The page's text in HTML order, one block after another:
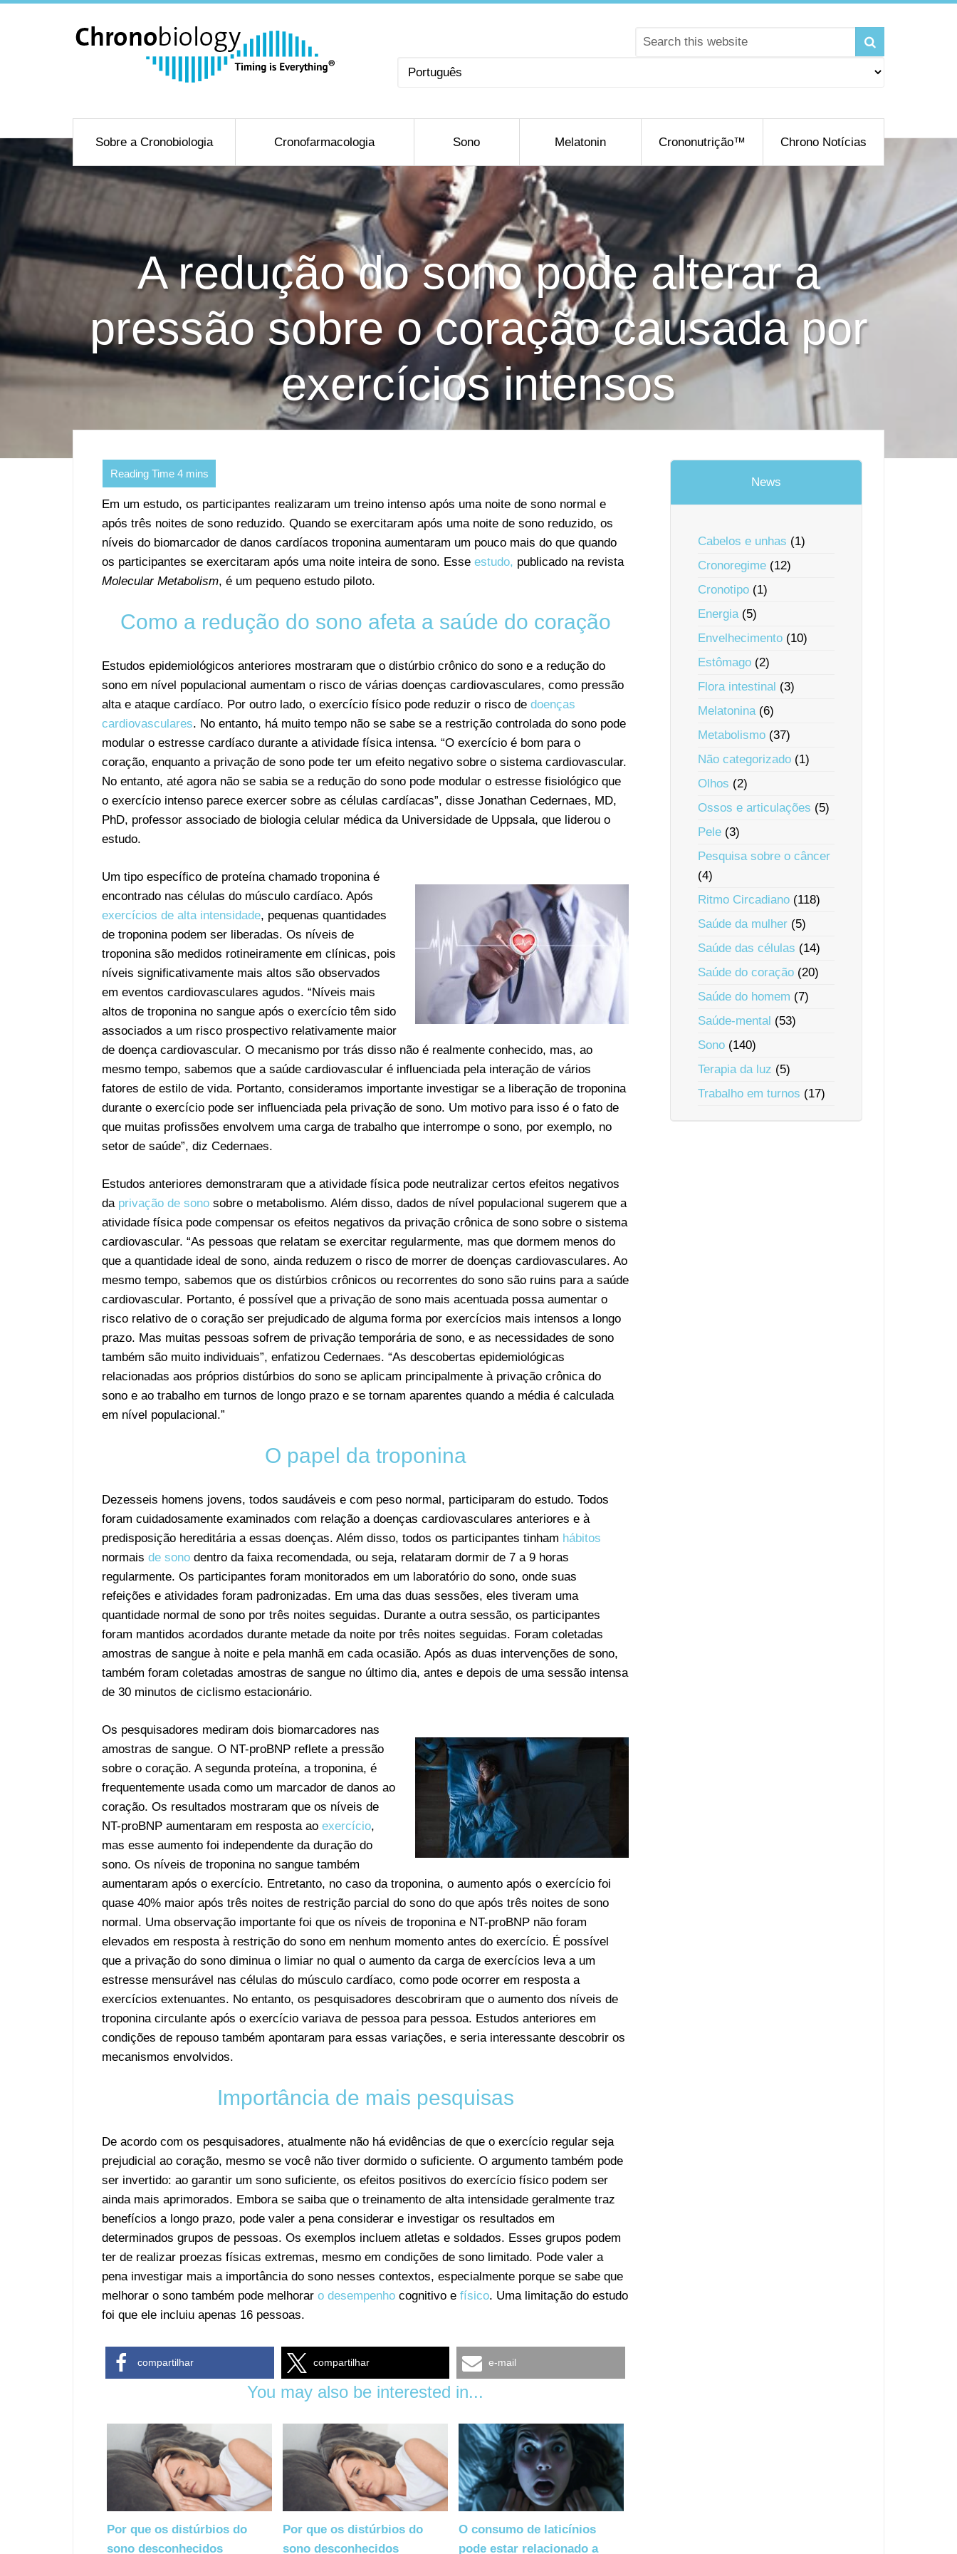
Escolha
Sobre a Cronobiologia Cronofarmacologia Sono Melatonin Crononutrição™ Chrono Notícias
A redução do sono pode alterar a
pressão sobre o coração causada por
exercícios intensos
Em um estudo, os participantes realizaram um treino intenso após uma noite de sono normal e
após três noites de sono reduzido. Quando se exercitaram após uma noite de sono reduzido, os
níveis do biomarcador de danos cardíacos troponina aumentaram um pouco mais do que quando
os participantes se exercitaram após uma noite inteira de sono. Esse estudo, publicado na revista
Molecular Metabolism, é um pequeno estudo piloto.
Como a redução do sono afeta a saúde do coração
Estudos epidemiológicos anteriores mostraram que o distúrbio crônico do sono e a redução do
sono em nível populacional aumentam o risco de várias doenças cardiovasculares, como pressão
alta e ataque cardíaco. Por outro lado, o exercício físico pode reduzir o risco de doenças
cardiovasculares. No entanto, há muito tempo não se sabe se a restrição controlada do sono pode
modular o estresse cardíaco durante a atividade física intensa. “O exercício é bom para o
coração, enquanto a privação de sono pode ter um efeito negativo sobre o sistema cardiovascular.
No entanto, até agora não se sabia se a redução do sono pode modular o estresse fisiológico que
o exercício intenso parece exercer sobre as células cardíacas”, disse Jonathan Cedernaes, MD,
PhD, professor associado de biologia celular médica da Universidade de Uppsala, que liderou o
estudo.
Um tipo específico de proteína chamado troponina é
encontrado nas células do músculo cardíaco. Após
exercícios de alta intensidade, pequenas quantidades
de troponina podem ser liberadas. Os níveis de
troponina são medidos rotineiramente em clínicas, pois
níveis significativamente mais altos são observados
em eventos cardiovasculares agudos. “Níveis mais
altos de troponina no sangue após o exercício têm sido
associados a um risco prospectivo relativamente maior
de doença cardiovascular. O mecanismo por trás disso não é realmente conhecido, mas, ao
mesmo tempo, sabemos que a saúde cardiovascular é influenciada pela interação de vários
fatores de estilo de vida. Portanto, consideramos importante investigar se a liberação de troponina
durante o exercício pode ser influenciada pela privação de sono. Um motivo para isso é o fato de
que muitas profissões envolvem uma carga de trabalho que interrompe o sono, por exemplo, no
setor de saúde”, diz Cedernaes.
Estudos anteriores demonstraram que a atividade física pode neutralizar certos efeitos negativos
da privação de sono sobre o metabolismo. Além disso, dados de nível populacional sugerem que a
atividade física pode compensar os efeitos negativos da privação crônica de sono sobre o sistema
cardiovascular. “As pessoas que relatam se exercitar regularmente, mas que dormem menos do
que a quantidade ideal de sono, ainda reduzem o risco de morrer de doenças cardiovasculares. Ao
mesmo tempo, sabemos que os distúrbios crônicos ou recorrentes do sono são ruins para a saúde
cardiovascular. Portanto, é possível que a privação de sono mais acentuada possa aumentar o
risco relativo de o coração ser prejudicado de alguma forma por exercícios mais intensos a longo
prazo. Mas muitas pessoas sofrem de privação temporária de sono, e as necessidades de sono
também são muito individuais”, enfatizou Cedernaes. “As descobertas epidemiológicas
relacionadas aos próprios distúrbios do sono se aplicam principalmente à privação crônica do
sono e ao trabalho em turnos de longo prazo e se tornam aparentes quando a média é calculada
em nível populacional.”
O papel da troponina
Dezesseis homens jovens, todos saudáveis e com peso normal, participaram do estudo. Todos
foram cuidadosamente examinados com relação a doenças cardiovasculares anteriores e à
predisposição hereditária a essas doenças. Além disso, todos os participantes tinham hábitos
normais de sono dentro da faixa recomendada, ou seja, relataram dormir de 7 a 9 horas
regularmente. Os participantes foram monitorados em um laboratório do sono, onde suas
refeições e atividades foram padronizadas. Em uma das duas sessões, eles tiveram uma
quantidade normal de sono por três noites seguidas. Durante a outra sessão, os participantes
foram mantidos acordados durante metade da noite por três noites seguidas. Foram coletadas
amostras de sangue à noite e pela manhã em cada ocasião. Após as duas intervenções de sono,
também foram coletadas amostras de sangue no último dia, antes e depois de uma sessão intensa
de 30 minutos de ciclismo estacionário.
Os pesquisadores mediram dois biomarcadores nas
amostras de sangue. O NT-proBNP reflete a pressão
sobre o coração. A segunda proteína, a troponina, é
frequentemente usada como um marcador de danos ao
coração. Os resultados mostraram que os níveis de
NT-proBNP aumentaram em resposta ao exercício,
mas esse aumento foi independente da duração do
sono. Os níveis de troponina no sangue também
aumentaram após o exercício. Entretanto, no caso da troponina, o aumento após o exercício foi
quase 40% maior após três noites de restrição parcial do sono do que após três noites de sono
normal. Uma observação importante foi que os níveis de troponina e NT-proBNP não foram
elevados em resposta à restrição do sono em nenhum momento antes do exercício. É possível
que a privação do sono diminua o limiar no qual o aumento da carga de exercícios leva a um
estresse mensurável nas células do músculo cardíaco, como pode ocorrer em resposta a
exercícios extenuantes. No entanto, os pesquisadores descobriram que o aumento dos níveis de
troponina circulante após o exercício variava de pessoa para pessoa. Estudos anteriores em
condições de repouso também apontaram para essas variações, e seria interessante descobrir os
mecanismos envolvidos.
Importância de mais pesquisas
De acordo com os pesquisadores, atualmente não há evidências de que o exercício regular seja
prejudicial ao coração, mesmo se você não tiver dormido o suficiente. O argumento também pode
ser invertido: ao garantir um sono suficiente, os efeitos positivos do exercício físico podem ser
ainda mais aprimorados. Embora se saiba que o treinamento de alta intensidade geralmente traz
benefícios a longo prazo, pode valer a pena considerar e investigar os resultados em
determinados grupos de pessoas. Os exemplos incluem atletas e soldados. Esses grupos podem
ter de realizar proezas físicas extremas, mesmo em condições de sono limitado. Pode valer a
pena investigar mais a importância do sono nesses contextos, especialmente porque se sabe que
melhorar o sono também pode melhorar o desempenho cognitivo e físico. Uma limitação do estudo
foi que ele incluiu apenas 16 pessoas.
compartilhar compartilhar e-mail
You may also be interested in...
Por que os distúrbios do
sono desconhecidos
Por que os distúrbios do
sono desconhecidos
O consumo de laticínios
pode estar relacionado a
News
Cabelos e unhas (1)
Cronoregime (12)
Cronotipo (1)
Energia(5)
Envelhecimento (10)
Estômago (2)
Flora intestinal (3)
Melatonina(6)
Metabolismo (37)
Não categorizado (1)
Olhos (2)
Ossos e articulações (5)
Pele (3)
Pesquisa sobre o câncer
(4)
Ritmo Circadiano (118)
Saúde da mulher (5)
Saúde das células (14)
Saúde do coração (20)
Saúde do homem (7)
Saúde-mental (53)
Sono (140)
Terapia da luz (5)
Trabalho em turnos (17)